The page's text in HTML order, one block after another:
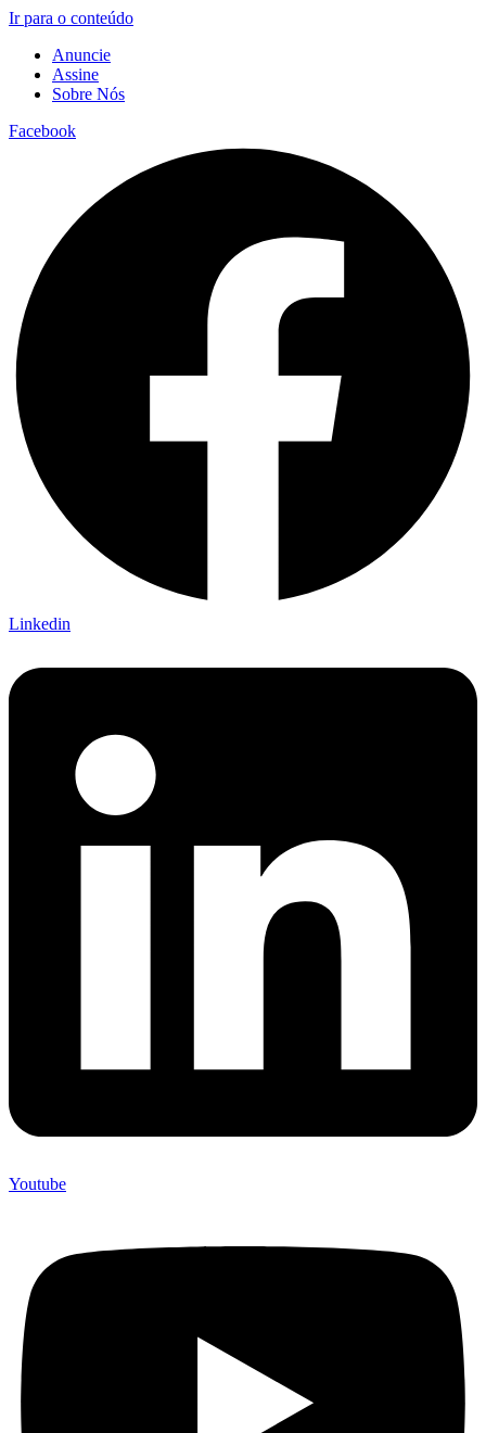
Ir para o conteúdo
Anuncie
Assine
Sobre Nós
Facebook
Linkedin
Youtube